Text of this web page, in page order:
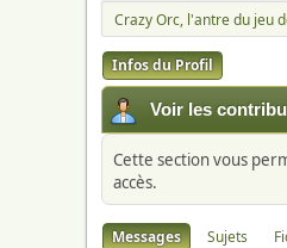
Crazy Orc, l'antre du jeu
Infos du Profil
Voir les
Cette section vous
accès.
Messages Sujets